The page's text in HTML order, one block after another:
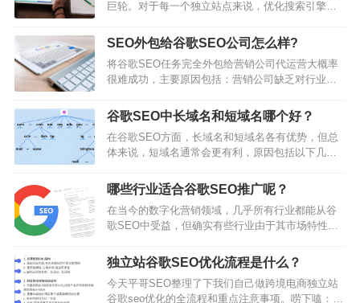
Siri、Google Assistant或Alexa提问时，答案通常来
自网站上结构良好的FAQs。这些类型的搜索结果…
巨轮。对于每一个独立站点来说，优化搜索引擎排
客户的重要手段。在谷歌这个搜索引擎巨头的统治
下，了解并应用有效的SEO策略，已经成为每一个
网站运营者的必修课。然而，SEO的世界充满了挑
战和竞争。要在数亿的网站中脱颖而出，单纯依靠
传统的营销手段已不足以应对。这就需要我们深入
研究独立站内容创作的每一个细节，从关键词研…
SEO外包给谷歌SEO公司怎么样?
将谷歌SEO任务完全外包给营销公司代运营大概率
很难成功，主要原因包括：营销公司缺乏对行业知
客户的业务领域、产品细节和特定市场不够了解。
而谷歌SEO长期要成功很大程度上依赖于对目标行
业和业务深刻理解，外包团队通常没有多少时间深
入了解和获取行业知识，顶多花一个月时间去了解
贵公司行业，那已经是花了很多时间了，因为通常
外包营销公司外包营销公司每个员工通常要服务
谷歌SEO中长域名和短域名哪个好？
在谷歌SEO方面，长域名和短域名各有优势，但总
体来说，短域名通常会更有利，原因包括以下几
于提高用户的访问体验。用户倾向于分享简洁易记
的域名，这在社交媒体传播中尤为重要。长域名：
可能容易拼错或难以记忆，导致用户在返回或分享
时遇到困难，从而影响流量。品牌识别：短域名：
可以使品牌显得更专业和值得信赖，提升品牌知名
度。长域名：可能显得繁琐，不易建立品牌印象。
哪些行业适合谷歌SEO推广呢？
在当今的数字化营销领域，几乎所有行业都能从谷
歌SEO中受益，但确实有些行业由于其市场特性和
回报。通常来说B2B行业大都是比较适合谷歌
SEO。因为B2B行业通常单价比较高，或者一单数
量很多，总体来说成交一单的价值很高。一年可能
独立站谷歌SEO优化流程是什么？
今天平哥SEO整理了下我们自己做跨境电商独立站
谷歌seo优化的全流程和重点注意事项。唠下嗑：很